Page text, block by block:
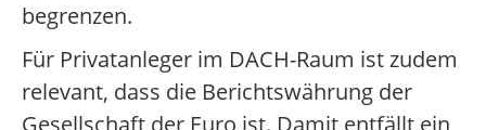
begrenzen.
Für Privatanleger im DACH-Raum ist zudem
relevant, dass die Berichtswährung der